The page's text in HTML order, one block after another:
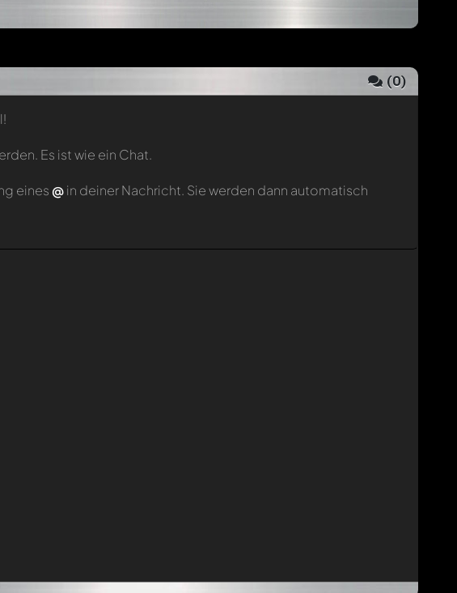
(0)
Es ist wie ein Chat.
eines @in deiner Nachricht. Sie werden dann automatisch